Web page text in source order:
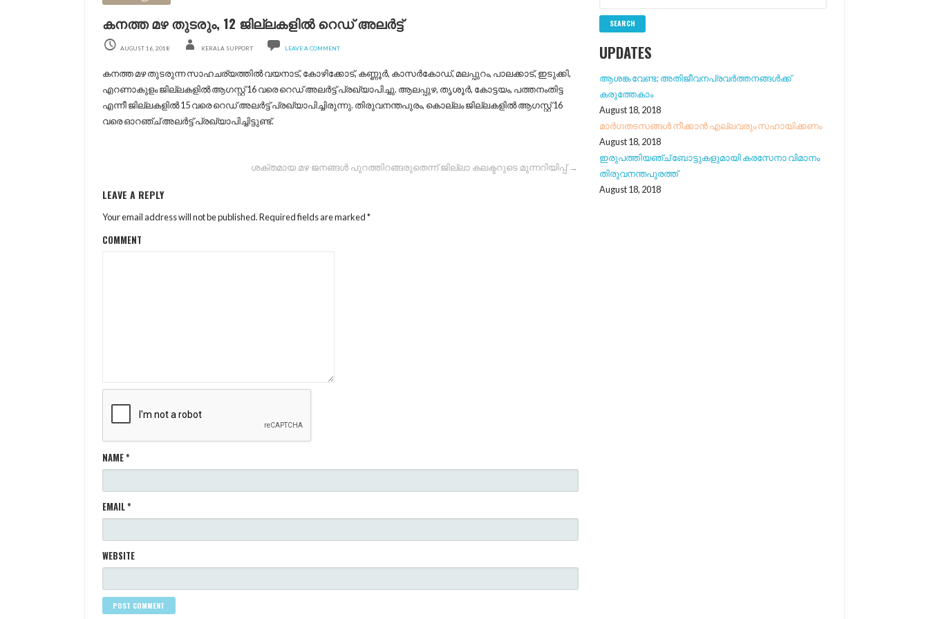
കനത്ത മഴ തുടരും, 12 ജില്ലകളില്‍ റെഡ് അലര്‍ട്ട്
AUGUST 16, 2018 KERALA SUPPORT LEAVE A COMMENT
കനത്ത മഴ തുടരുന്ന സാഹചര്യത്തില്‍ വയനാട്, കോഴിക്കോട്, കണ്ണൂര്‍, കാസര്‍കോഡ്, മലപ്പുറം, പാലക്കാട്, ഇടുക്കി,
എറണാകുളം ജില്ലകളില്‍ ആഗസ്റ്റ് 16 വരെ റെഡ് അലര്‍ട്ട് പ്രഖ്യാപിച്ചു. ആലപ്പുഴ, തൃശൂര്‍, കോട്ടയം, പത്തനംതിട്ട
എന്നീ ജില്ലകളില്‍ 15 വരെ റെഡ് അലര്‍ട്ട് പ്രഖ്യാപിച്ചിരുന്നു. തിരുവനന്തപുരം, കൊല്ലം ജില്ലകളില്‍ ആഗസ്റ്റ് 16
വരെ ഓറഞ്ച് അലര്‍ട്ട് പ്രഖ്യാപിച്ചിട്ടുണ്ട്.
S
T
N
ശക്തമായ മഴ ജനങ്ങള്‍ പുറത്തിറങ്ങരുതെന്ന് ജില്ലാ കലക്ടറുടെ മുന്നറിയിപ്പ് →
LEAVE A REPLY
Your email address will not be published.Required fields are marked*
COMMENT
NAME*
EMAIL*
WEBSITE
C
H
O
R
:
UPDATES
ആശങ്ക വേണ്ട; അതിജീവനപ്രവര്‍ത്തനങ്ങള്‍ക്ക്
കരുത്തേകാം
August 18, 2018
മാര്‍ഗതടസങ്ങള്‍ നീക്കാന്‍ എല്ലവരും സഹായിക്കണം
August 18, 2018
ഇരുപത്തിയഞ്ച് ബോട്ടുകളുമായി കരസേനാ വിമാനം
തിരുവനന്തപുരത്ത്
August 18, 2018